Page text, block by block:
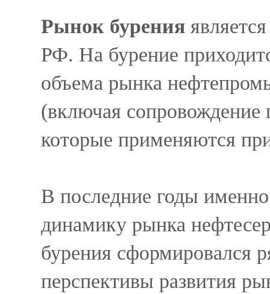
Рынок бурения
РФ. На бурение
объема рынка
(включая сопровождение
которые применяются
В последние годы
динамику рынка
бурения сформировался
перспективы развития